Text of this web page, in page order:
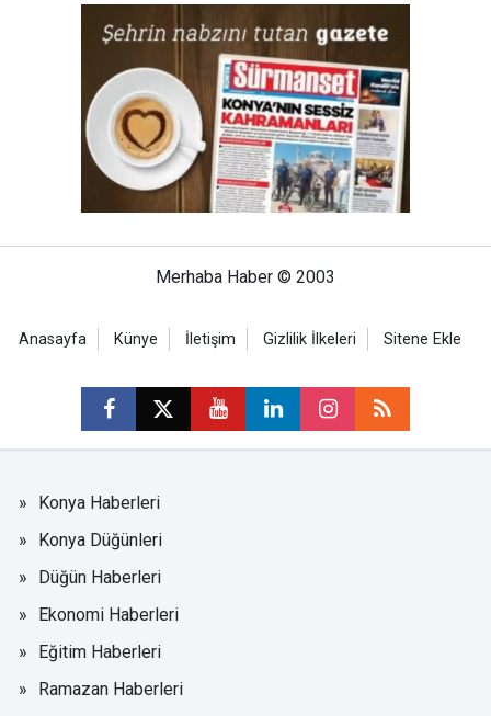
Merhaba Haber © 2003
Anasayfa Künye İletişim Gizlilik İlkeleri Sitene Ekle
Konya Haberleri
Konya Düğünleri
Düğün Haberleri
Ekonomi Haberleri
Eğitim Haberleri
Ramazan Haberleri